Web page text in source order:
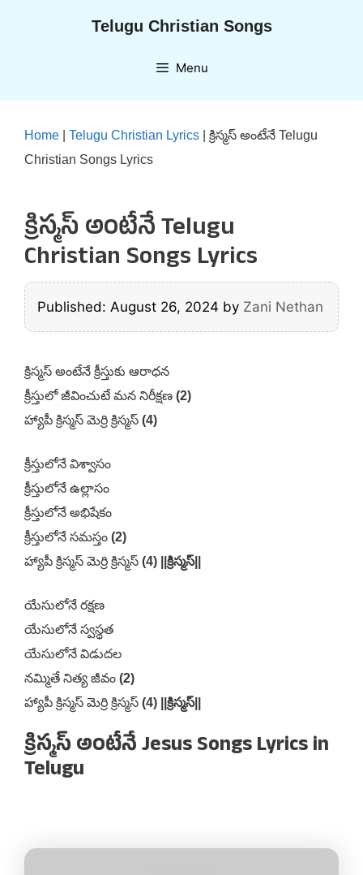
Telugu Christian Songs
Menu
Home Telugu Christian Lyrics
క్రిస్మస్ అంటేనే Telugu
Christian Songs Lyrics
క్రిస్మస్ అంటేనే Telugu
Christian Songs Lyrics
Published: August 26, 2024 by Zani Nethan
క్రిస్మస్ అంటేనే క్రీస్తుకు ఆరాధన
క్రీస్తులో జీవించుటే మన నిరీక్షణ (2)
హ్యాపీ క్రిస్మస్ మెర్రి క్రిస్మస్ (4)
క్రీస్తులోనే విశ్వాసం
క్రీస్తులోనే ఉల్లాసం
క్రీస్తులోనే అభిషేకం
క్రీస్తులోనే సమస్తం (2)
హ్యాపీ క్రిస్మస్ మెర్రి క్రిస్మస్ (4) ||క్రిస్మస్||
యేసులోనే రక్షణ
యేసులోనే స్వస్థత
యేసులోనే విడుదల
నమ్మితే నిత్య జీవం (2)
హ్యాపీ క్రిస్మస్ మెర్రి క్రిస్మస్ (4) ||క్రిస్మస్||
క్రిస్మస్ అంటేనే Jesus Songs Lyrics in
Telugu